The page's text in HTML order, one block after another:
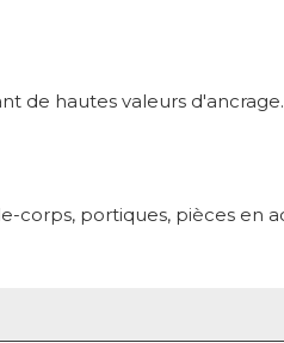
de hautes valeurs d'ancrage.
corps, portiques, pièces en